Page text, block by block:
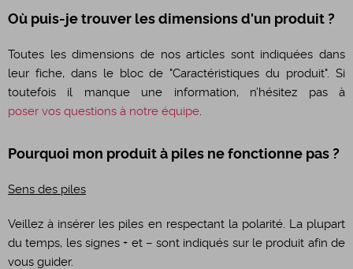
Où puis-je trouver les dimensions d'un produit ?
Toutes les dimensions de nos articles sont indiquées dans
leur fiche, dans le bloc de "Caractéristiques du produit". Si
toutefois il manque une information, n’hésitez pas à
poser vos questions à notre équipe.
Pourquoi mon produit à piles ne fonctionne pas ?
Sens des piles
Veillez à insérer les piles en respectant la polarité. La plupart
du temps, les signes + et – sont indiqués sur le produit afin de
vous guider.